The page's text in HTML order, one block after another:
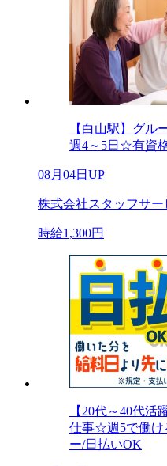
【白山駅】グル
週4～5日☆有資
08月04日UP
株式会社スタッフサー
時給1,300円
【20代～40代
仕事☆週5で働け
ー/日払いOK